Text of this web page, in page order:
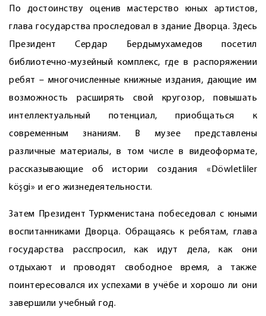
По достоинству оценив мастерство юных артистов,
глава государства проследовал в здание Дворца. Здесь
Президент Сердар Бердымухамедов посетил
библиотечно-музейный комплекс, где в распоряжении
ребят – многочисленные книжные издания, дающие им
возможность расширять свой кругозор, повышать
интеллектуальный потенциал, приобщаться к
современным знаниям. В музее представлены
различные материалы, в том числе в видеоформате,
рассказывающие об истории создания «Döwletliler
köşgi» и его жизнедеятельности.
Затем Президент Туркменистана побеседовал с юными
воспитанниками Дворца. Обращаясь к ребятам, глава
государства расспросил, как идут дела, как они
отдыхают и проводят свободное время, а также
поинтересовался их успехами в учёбе и хорошо ли они
завершили учебный год.